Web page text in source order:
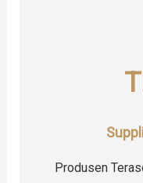
Produsen